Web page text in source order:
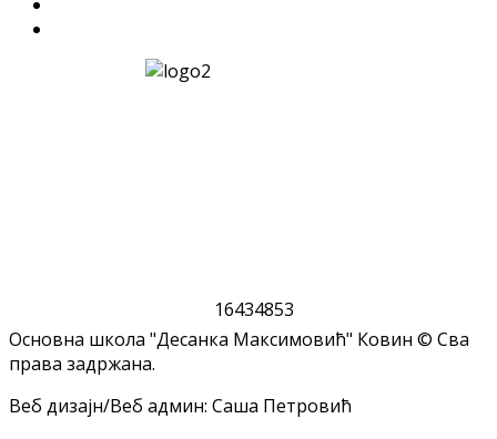
16434853
Основна школа "Десанка Максимовић" Ковин © Сва
права задржана.
Веб дизајн/Веб админ: Саша Петровић